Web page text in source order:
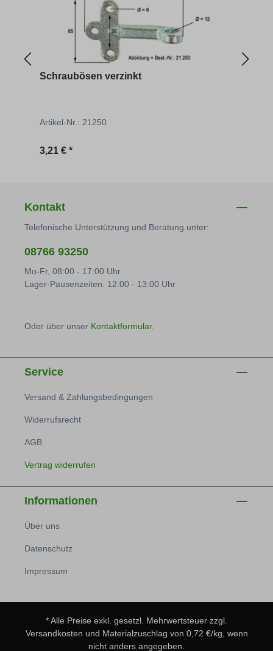
Schraubösen verzinkt
Artikel-Nr.: 21250
Regulärer Preis:
3,21 € *
Kontakt
Telefonische Unterstützung und Beratung unter:
08766 93250
Mo-Fr, 08:00 - 17:00 Uhr
Lager-Pausenzeiten: 12:00 - 13:00 Uhr
Oder über unser Kontaktformular.
Service
Versand & Zahlungsbedingungen
Widerrufsrecht
AGB
Vertrag widerrufen
Informationen
Über uns
Datenschutz
Impressum
* Alle Preise exkl. gesetzl. Mehrwertsteuer zzgl.
Versandkosten und Materialzuschlag von 0,72 €/kg, wenn
nicht anders angegeben.